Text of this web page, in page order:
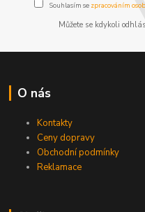
Souhlasím se zpracováním
Můžete se kdykoli
O nás
Kontakty
Ceny dopravy
Obchodní podmínky
Reklamace